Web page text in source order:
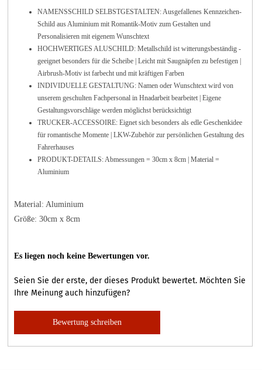
NAMENSSCHILD SELBSTGESTALTEN: Ausgefallenes Kennzeichen-
Schild aus Aluminium mit Romantik-Motiv zum Gestalten und
Personalisieren mit eigenem Wunschtext
HOCHWERTIGES ALUSCHILD: Metallschild ist witterungsbeständig -
geeignet besonders für die Scheibe | Leicht mit Saugnäpfen zu befestigen |
Airbrush-Motiv ist farbecht und mit kräftigen Farben
INDIVIDUELLE GESTALTUNG: Namen oder Wunschtext wird von
unserem geschulten Fachpersonal in Hnadarbeit bearbeitet | Eigene
Gestaltungsvorschläge werden möglichst berücksichtigt
TRUCKER-ACCESSOIRE: Eignet sich besonders als edle Geschenkidee
für romantische Momente | LKW-Zubehör zur persönlichen Gestaltung des
Fahrerhauses
PRODUKT-DETAILS: Abmessungen = 30cm x 8cm | Material =
Aluminium
Material: Aluminium
Größe: 30cm x 8cm
Es liegen noch keine Bewertungen vor.
Seien Sie der erste, der dieses Produkt bewertet. Möchten Sie
Ihre Meinung auch hinzufügen?
Bewertung schreiben